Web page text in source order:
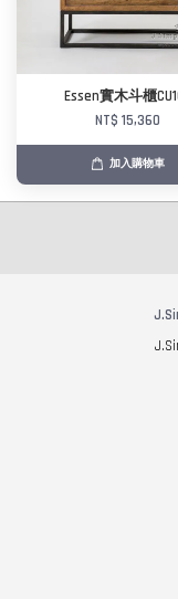
Essen實木斗櫃
NT$ 15,360
加入購物車